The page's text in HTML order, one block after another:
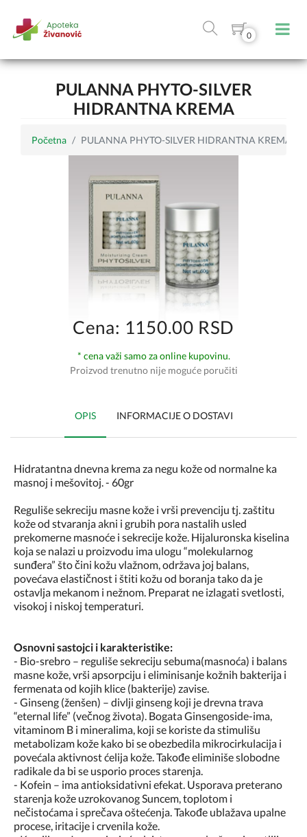
0
PULANNA PHYTO-SILVER
HIDRANTNA KREMA
Početna PULANNA PHYTO-SILVER HIDRANTNA KREMA
Cena: 1150.00 RSD
* cena važi samo za online kupovinu.
Proizvod trenutno nije moguće poručiti
OPIS INFORMACIJE O DOSTAVI
Hidratantna dnevna krema za negu kože od normalne ka
masnoj i mešovitoj. - 60gr
Reguliše sekreciju masne kože i vrši prevenciju tj. zaštitu
kože od stvaranja akni i grubih pora nastalih usled
prekomerne masnoće i sekrecije kože. Hijaluronska kiselina
koja se nalazi u proizvodu ima ulogu “molekularnog
sunđera” što čini kožu vlažnom, održava joj balans,
povećava elastičnost i štiti kožu od boranja tako da je
ostavlja mekanom i nežnom. Preparat ne izlagati svetlosti,
visokoj i niskoj temperaturi.
Osnovni sastojci i karakteristike:
- Bio-srebro – reguliše sekreciju sebuma(masnoća) i balans
masne kože, vrši apsorpciju i eliminisanje kožnih bakterija i
fermenata od kojih klice (bakterije) zavise.
- Ginseng (ženšen) – divlji ginseng koji je drevna trava
“eternal life” (večnog života). Bogata Ginsengoside-ima,
vitaminom B i mineralima, koji se koriste da stimulišu
metabolizam kože kako bi se obezbedila mikrocirkulacija i
povećala aktivnost ćelija kože. Takođe eliminiše slobodne
radikale da bi se usporio proces starenja.
- Kofein – ima antioksidativni efekat. Usporava preterano
starenja kože uzrokovanog Suncem, toplotom i
nečistoćama i sprečava oštećenja. Takođe ublažava upalne
procese, iritacije i crvenila kože.